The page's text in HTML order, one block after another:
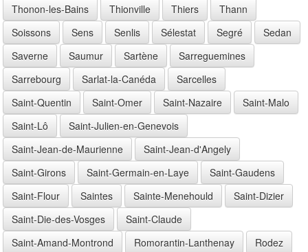
Thonon-les-Bains
Thionville Thiers
Thann
Soissons
Sens Senlis Sélestat Segré
Sedan
Saverne
Saumur Sartène
Sarreguemines
Sarrebourg
Sarlat-la-Canéda
Sarcelles
Saint-Quentin
Saint-Omer Saint-Nazaire
Saint-Malo
Saint-Lô
Saint-Julien-en-Genevois
Saint-Jean-de-Maurienne
Saint-Jean-d'Angely
Saint-Girons
Saint-Germain-en-Laye
Saint-Gaudens
Saint-Flour
Saintes Sainte-Menehould
Saint-Dizier
Saint-Die-des-Vosges
Saint-Claude
Saint-Amand-Montrond
Romorantin-Lanthenay
Rodez